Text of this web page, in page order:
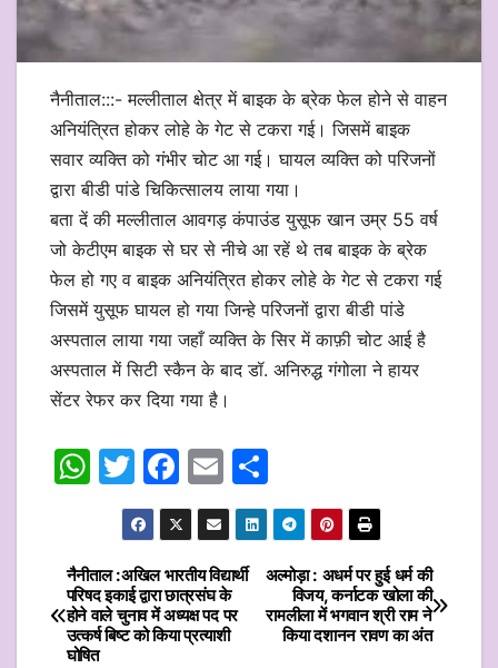
नैनीताल:::- मल्लीताल क्षेत्र में बाइक के ब्रेक फेल होने से वाहन
अनियंत्रित होकर लोहे के गेट से टकरा गई। जिसमें बाइक
सवार व्यक्ति को गंभीर चोट आ गई। घायल व्यक्ति को परिजनों
द्वारा बीडी पांडे चिकित्सालय लाया गया।
बता दें की मल्लीताल आवगड़ कंपाउंड युसूफ खान उम्र 55 वर्ष
जो केटीएम बाइक से घर से नीचे आ रहें थे तब बाइक के ब्रेक
फेल हो गए व बाइक अनियंत्रित होकर लोहे के गेट से टकरा गई
जिसमें युसूफ घायल हो गया जिन्हे परिजनों द्वारा बीडी पांडे
अस्पताल लाया गया जहाँ व्यक्ति के सिर में काफ़ी चोट आई है
अस्पताल में सिटी स्कैन के बाद डॉ. अनिरुद्ध गंगोला ने हायर
सेंटर रेफर कर दिया गया है।
W
at
s
A
p
T
w
itt
er
F
a
c
e
b
o
E
m
ai
l
h
ar
e
Post
navigation
अल्मोड़ा : अधर्म पर हुई धर्म की
विजय, कर्नाटक खोला की
रामलीला में भगवान श्री राम ने
किया दशानन रावण का अंत
नैनीताल :अखिल भारतीय विद्यार्थी
परिषद इकाई द्वारा छात्रसंघ के
होने वाले चुनाव में अध्यक्ष पद पर
उत्कर्ष बिष्ट को किया प्रत्याशी
घोषित